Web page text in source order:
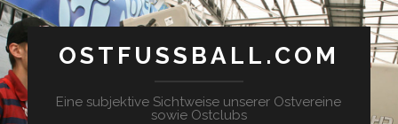
OSTFUSSBALL.COM
Eine subjektive Sichtweise unserer Ostvereine
sowie Ostclubs